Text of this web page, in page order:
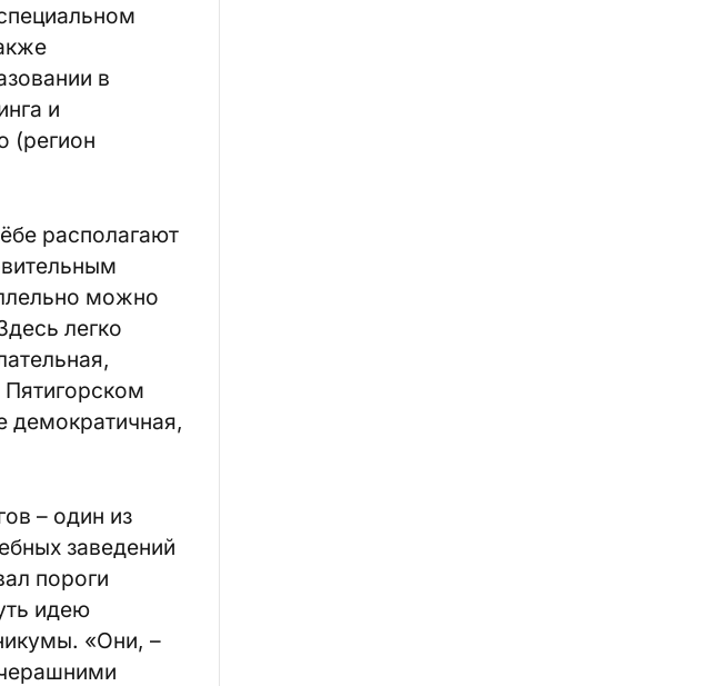
в
и
(регион
располагают
можно
легко
Пятигорском
демократичная,
– один из
заведений
пороги
идею
«Они, –